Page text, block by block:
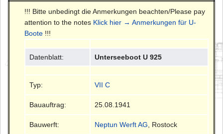
!!! Bitte unbedingt die Anmerkungen beachten/Please pay
attention to the notes Klick hier → Anmerkungen für U-
Boote !!!
Datenblatt: Unterseeboot U 925
Typ: VII C
Bauauftrag: 25.08.1941
Bauwerft: Neptun Werft AG , Rostock